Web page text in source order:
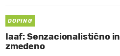
DOPING
Iaaf: Senzacionalistično in
zmedeno